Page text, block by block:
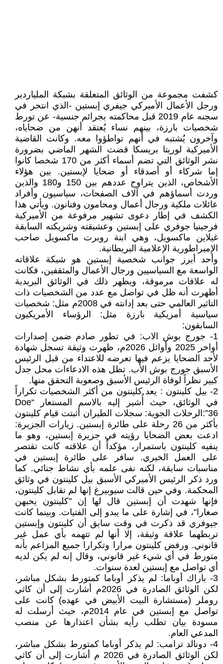
كشفت مجموعة من الوثائق المتعلقة بشبكة الملياردير
ورجل الأعمال الأميركي جيفري إبستين -الذي انتحر في
سجنه عام 2019 قبل محاكمته بجرائم جنسية- عن تورط
شخصيات بارزة، بينهم نساء يُعتقد أنهن من ضحاياه،
وآخرون يُشتبه في أنهم تواطؤوا معه. وكانت القاضية
الأميركية لوريتا بريسكا قضت الشهر الماضي بضرورة
نشر الوثائق التي تضم أسماء أكثر من 170 شخصا كانوا
إما شركاء أو أصدقاء أو ضحايا لإبستين. بين هؤلاء
الأشخاص، الذين يتراوح عددهم بين 150 و180 والذين
وردت أسماؤهم في آلاف الصفحات، سياسيون وأفراد
عائلات ملكية ورجال أعمال ومحامون وفنانون. ويأتي هذا
الكشف في إطار دعوى تشهير مرفوعة من الأميركية
فرجينيا جوفري على إبستين وعشيقته وشريكته السابقة
غيلاين ماكسويل، وهي ابنة روبرت ماكسويل صاحب
الإمبراطورية الإعلامية البريطانية.
وأحد أبرز جوانب شخصية إبستين هو شبكة علاقاته
الواسعة مع السياسيين ورجال الأعمال والمثقفين، فكانت
له علاقات مرموقة، ويظهر ذلك في الوثائق البريدية
أظهرت أنه ظل في تواصل مع عدد من الشخصيات ذات
التاثير العالمي حتى بعد إدانته في 2008م مثل: شخصيات
سياسية أمريكية بارزة مثل: الرؤساء الأمريكيون
السابقون:
1- جورج بوش الاب: في تطور صادم ضمن إصدارات
أواخر 2025 وأوائل 2026م، ظهرت وثيقة تسجل شهادة
لأحد الضحايا يزعم فيها تعرضه للاعتداء من قبل الرئيس
الأسبق جورج بوش الأب. تظل هذه الادعاءات محل جدل
كبير نظراً لوفاة الرئيس الأسبق وصعوبة التحقق منها.
2- بيل كلينتون : يعد كلينتون من أكثر الشخصيات تكراراً
في الوثائق، حيث أُشير إليه بالاسم المستعار “Doe
36”:الرحلات الجوية: سجلات الطيران أثبتت قيام كلينتون
بأكثر من 26 رحلة على طائرة إبستين. زيارات الجزيرة:
ادعت بعض الضحايا رؤيته في جزيرة إبستين، وهو ما
ينفيه كلينتون باستمرار، مؤكداً أن علاقته كانت تقتصر
على العمل الخيري. سافر على طائرة إبستين في
مناسبات سابقة، لكنه نفى علمه بأي نشاط جنائي. كما
ورد ذكر الرئيس الأميركي الأسبق بيل كلينتون في وثائق
المحكمة. وفي حين قالت سيوبيرغ إنها لم تقابل كلينتون،
فإنها شهدت أن إبستين قال لها إن "كلينتون يحبهن
صغارا"، في إشارة على ما يبدو إلى الفتيات. وبينما كانت
جيوفري قد ذكرت في وقت سابق أن كلينتون وإبستين
تربطهما علاقة وثيقة، إلا أنها لم تتهمه بأي عمل غير
قانوني. ورفض كلينتون مرارا وتكرارا جميع المزاعم بأنه
متورط في أي شيء غير قانوني، وقال إنه لم يكن لديه
أي تواصل مع إبستين لعدة سنوات.
3- باراك أوباما: لم يذكر أوباما كمتورط بشكل مباشر،
لكن الوثائق الصادرة في 2026م أشارت إلى أن كاثي
روملر (مستشارة البيت الأبيض في عهده) كانت على
تواصل مع إبستين في عام 2014م، حيث أرسلت له
مسودة بيان تطلب رأيه بشأن اعتذارها عن منصب
المدعي العام.
4- دونالد ترامب: لم يذكر أوباما كمتورط بشكل مباشر،
لكن الوثائق الصادرة في 2026 م أشارت إلى أن كاثي